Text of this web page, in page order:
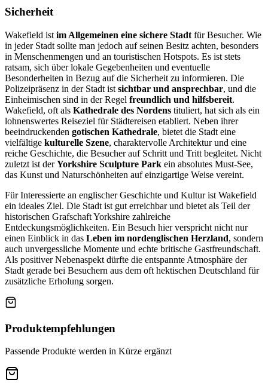
Sicherheit
Wakefield ist im Allgemeinen eine sichere Stadt für Besucher. Wie
in jeder Stadt sollte man jedoch auf seinen Besitz achten, besonders
in Menschenmengen und an touristischen Hotspots. Es ist stets
ratsam, sich über lokale Gegebenheiten und eventuelle
Besonderheiten in Bezug auf die Sicherheit zu informieren. Die
Polizeipräsenz in der Stadt ist sichtbar und ansprechbar, und die
Einheimischen sind in der Regel freundlich und hilfsbereit.
Wakefield, oft als Kathedrale des Nordens tituliert, hat sich als ein
lohnenswertes Reiseziel für Städtereisen etabliert. Neben ihrer
beeindruckenden gotischen Kathedrale, bietet die Stadt eine
vielfältige kulturelle Szene, charaktervolle Architektur und eine
reiche Geschichte, die Besucher auf Schritt und Tritt begleitet. Nicht
zuletzt ist derYorkshire Sculpture Park ein absolutes Must-See,
das Kunst und Naturschönheiten auf einzigartige Weise vereint.
Für Interessierte an englischer Geschichte und Kultur ist Wakefield
ein ideales Ziel. Die Stadt ist gut erreichbar und bietet als Teil der
historischen Grafschaft Yorkshire zahlreiche
Entdeckungsmöglichkeiten. Ein Besuch hier verspricht nicht nur
einen Einblick in das Leben im nordenglischen Herzland, sondern
auch unvergessliche Momente und echte britische Gastfreundschaft.
Als positiver Nebenaspekt dürfte die entspannte Atmosphäre der
Stadt gerade bei Besuchern aus dem oft hektischen Deutschland für
zusätzliche Erholung sorgen.
Produktempfehlungen
Passende Produkte werden in Kürze ergänzt